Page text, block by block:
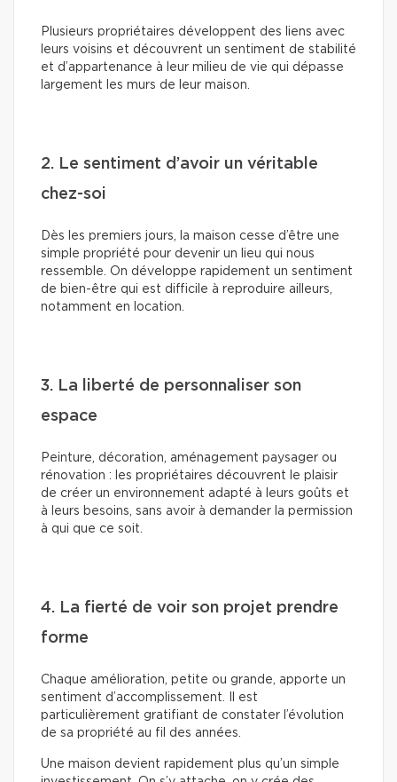
Plusieurs propriétaires développent des liens avec
leurs voisins et découvrent un sentiment de stabilité
et d’appartenance à leur milieu de vie qui dépasse
largement les murs de leur maison.
2. Le sentiment d’avoir un véritable
chez-soi
Dès les premiers jours, la maison cesse d’être une
simple propriété pour devenir un lieu qui nous
ressemble. On développe rapidement un sentiment
de bien-être qui est difficile à reproduire ailleurs,
notamment en location.
3. La liberté de personnaliser son
espace
Peinture, décoration, aménagement paysager ou
rénovation : les propriétaires découvrent le plaisir
de créer un environnement adapté à leurs goûts et
à leurs besoins, sans avoir à demander la permission
à qui que ce soit.
4. La fierté de voir son projet prendre
forme
Chaque amélioration, petite ou grande, apporte un
sentiment d’accomplissement. Il est
particulièrement gratifiant de constater l’évolution
de sa propriété au fil des années.
Une maison devient rapidement plus qu’un simple